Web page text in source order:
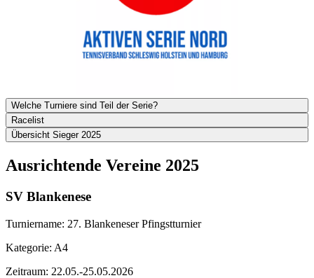
Welche Turniere sind Teil der Serie?
Racelist
Übersicht Sieger 2025
Ausrichtende Vereine 2025
SV Blankenese
Turniername: 27. Blankeneser Pfingstturnier
Kategorie: A4
Zeitraum: 22.05.-25.05.2026